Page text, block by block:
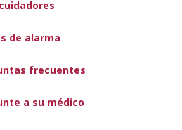
de alarma
frecuentes
a su médico